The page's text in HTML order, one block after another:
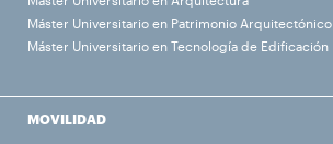
Máster Universitario en Patrimonio Arquitectónico
Máster Universitario en Tecnología de Edificación
MOVILIDAD